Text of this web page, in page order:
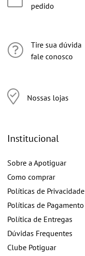
pedido
Tire sua dúvida
fale conosco
Nossas lojas
Institucional
Sobre a Apotiguar
Como comprar
Políticas de Privacidade
Políticas de Pagamento
Política de Entregas
Dúvidas Frequentes
Clube Potiguar